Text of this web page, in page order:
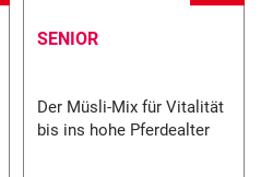
SENIOR
Der Müsli-Mix für Vitalität
bis ins hohe Pferdealter